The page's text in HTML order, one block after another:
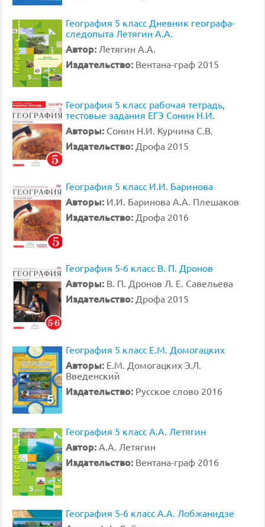
География 5 класс Дневник географа-
следопыта Летягин А.А.
Автор: Летягин А.А.
Издательство: Вентана-граф 2015
География 5 класс рабочая тетрадь,
тестовые задания ЕГЭ Сонин Н.И.
Авторы: Сонин Н.И. Курчина С.В.
Издательство: Дрофа 2015
География 5 класс И.И. Баринова
Авторы: И.И. Баринова А.А. Плешаков
Издательство: Дрофа 2016
География 5-6 класс В. П. Дронов
Авторы: В. П. Дронов Л. Е. Савельева
Издательство: Дрофа 2015
География 5 класс Е.М. Домогацких
Авторы: Е.М. Домогацких Э.Л.
Введенский
Издательство: Русское слово 2016
География 5 класс А.А. Летягин
Автор: А.А. Летягин
Издательство: Вентана-граф 2016
География 5-6 класс А.А. Лобжанидзе